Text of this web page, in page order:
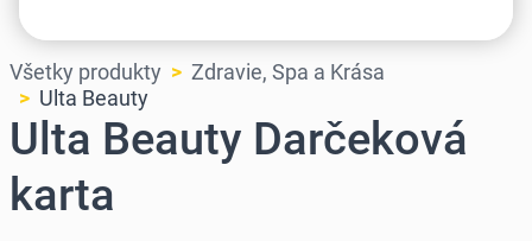
Všetky produkty
Zdravie, Spa a Krása
Ulta Beauty
Ulta Beauty Darčeková
karta